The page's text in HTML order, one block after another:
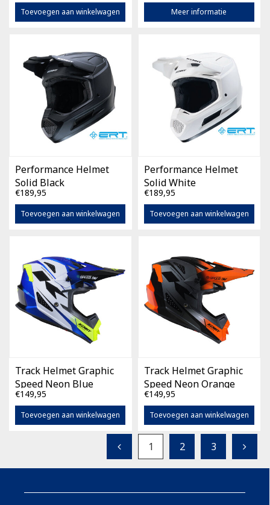
Toevoegen aan winkelwagen Meer informatie
Performance Helmet
Solid Black
€189,95
Toevoegen aan winkelwagen
Performance Helmet
Solid White
€189,95
Toevoegen aan winkelwagen
Track Helmet Graphic
Speed Neon Blue
€149,95
Toevoegen aan winkelwagen
Track Helmet Graphic
Speed Neon Orange
€149,95
Toevoegen aan winkelwagen
1 2 3